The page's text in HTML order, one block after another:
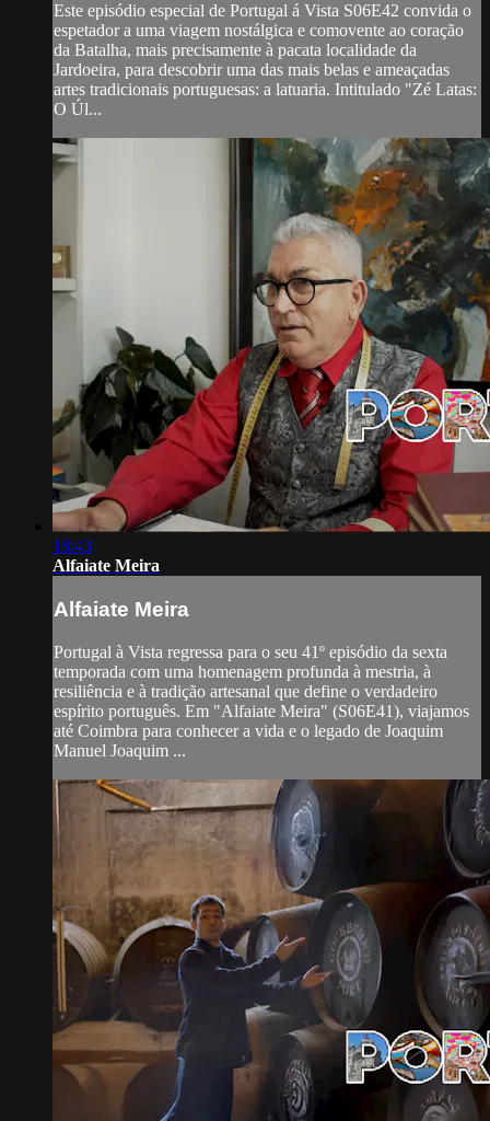
Este episódio especial de Portugal á Vista S06E42 convida o
espetador a uma viagem nostálgica e comovente ao coração
da Batalha, mais precisamente à pacata localidade da
Jardoeira, para descobrir uma das mais belas e ameaçadas
artes tradicionais portuguesas: a latuaria. Intitulado "Zé Latas:
O Úl...
18:43
Alfaiate Meira
Alfaiate Meira
Portugal à Vista regressa para o seu 41º episódio da sexta
temporada com uma homenagem profunda à mestria, à
resiliência e à tradição artesanal que define o verdadeiro
espírito português. Em "Alfaiate Meira" (S06E41), viajamos
até Coimbra para conhecer a vida e o legado de Joaquim
Manuel Joaquim ...